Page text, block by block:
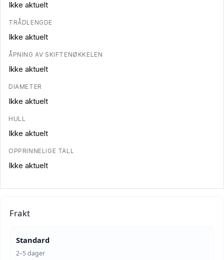
Ikke aktuelt
TRÅDLENGDE
Ikke aktuelt
ÅPNING AV SKIFTENØKKELEN
Ikke aktuelt
DIAMETER
Ikke aktuelt
HULL
Ikke aktuelt
OPPRINNELIGE TALL
Ikke aktuelt
Frakt
Standard
2–5 dager